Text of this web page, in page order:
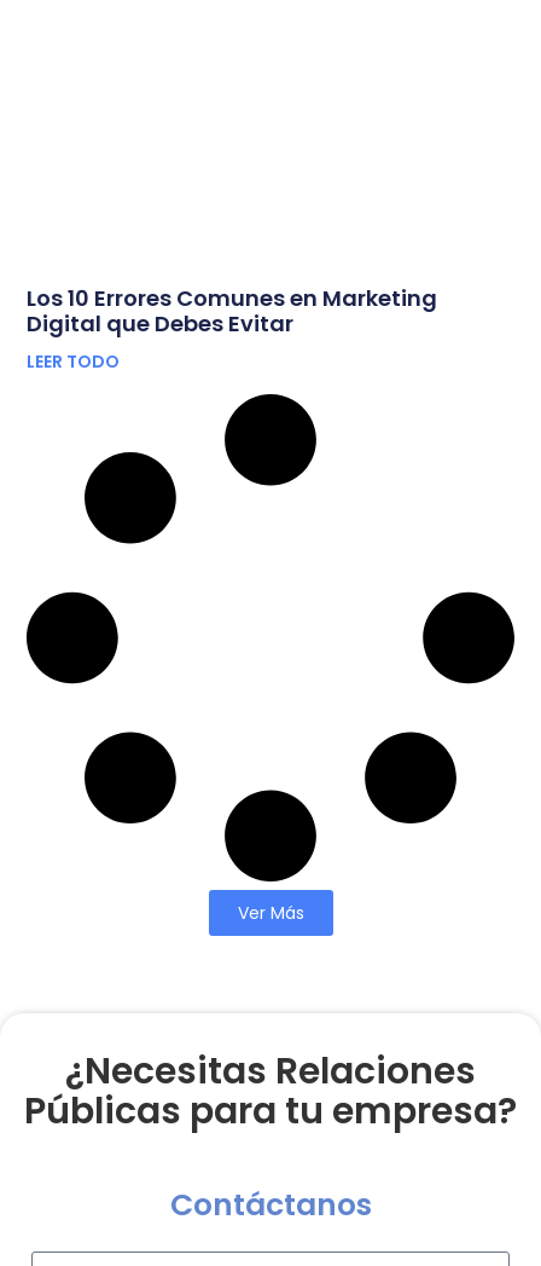
Los 10 Errores Comunes en Marketing
Digital que Debes Evitar
LEER TODO
Ver Más
¿Necesitas Relaciones
Públicas para tu empresa?
Contáctanos